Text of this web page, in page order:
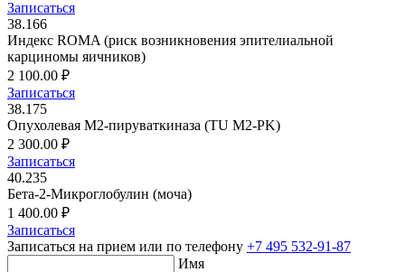
Записаться
38.166
Индекс ROMA (риск возникновения эпителиальной
карциномы яичников)
2 100.00 ₽
Записаться
38.175
Опухолевая М2-пируваткиназа (TU M2-PK)
2 300.00 ₽
Записаться
40.235
Бета-2-Микроглобулин (моча)
1 400.00 ₽
Записаться
Записаться на прием или по телефону +7 495 532-91-87
Имя